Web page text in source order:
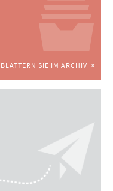
BLÄTTERN SIE IM ARCHIV